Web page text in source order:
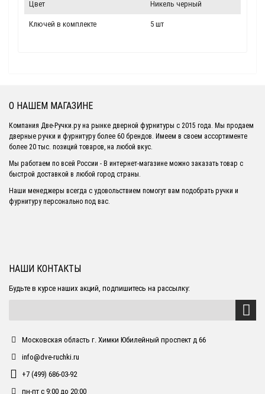
Цвет Никель черный
Ключей в комплекте 5 шт
О НАШЕМ МАГАЗИНЕ
Компания Две-Ручки.ру на рынке дверной фурнитуры с 2015 года. Мы продаем
дверные ручки и фурнитуру более 60 брендов. Имеем в своем ассортименте
более 20 тыс. позиций товаров, на любой вкус.
Мы работаем по всей России - В интернет-магазине можно заказать товар с
быстрой доставкой в любой город страны.
Наши менеджеры всегда с удовольствием помогут вам подобрать ручки и
фурнитуру персонально под вас.
НАШИ КОНТАКТЫ
Будьте в курсе наших акций, подпишитесь на рассылку:
Московская область г. Химки Юбилейный проспект д 66
info@dve-ruchki.ru
+7 (499) 686-03-92
пн-пт с 9:00 до 20:00